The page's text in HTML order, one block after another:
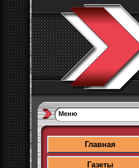
Меню
Главная
Газеты